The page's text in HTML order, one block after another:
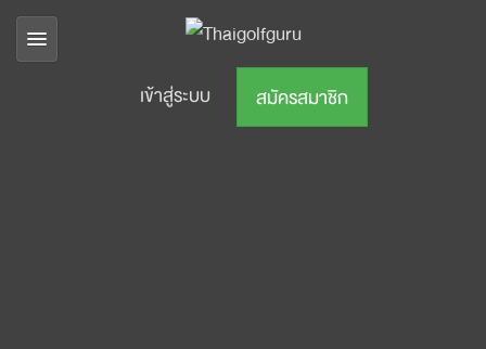
เข้าสู่ระบบ สมัครสมาชิก